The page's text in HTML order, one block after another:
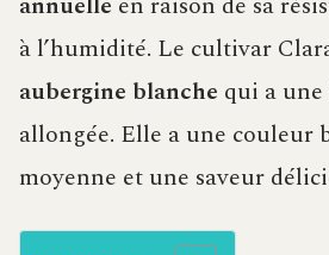
à l’humidité. Le cultivar
aubergine blanche qui a
allongée. Elle a une couleur
moyenne et une saveur